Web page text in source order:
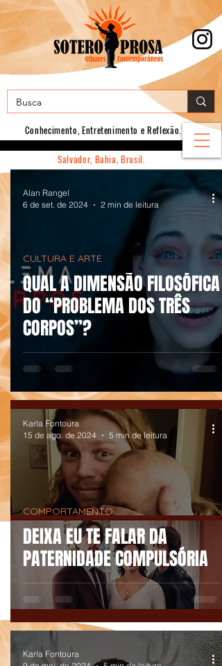
Conhecimento, Entretenimento e Reflexão.
Salvador, Bahia, Brasil.
QUAL A DIMENSÃO FILOSÓFICA
DO “PROBLEMA DOS TRÊS
CORPOS”?
CULTURA E ARTE
Alan Rangel
6 de set. de 2024
2 min de leitura
DEIXA EU TE FALAR DA
PATERNIDADE COMPULSÓRIA
COMPORTAMENTO
Karla Fontoura
15 de ago. de 2024
5 min de leitura
Karla Fontoura